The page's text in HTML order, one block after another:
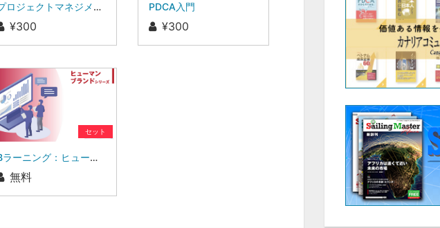
プロジェクトマネジメント入門
¥300
PDCA入門
¥300
セット
Bラーニング：ヒューマンブランドシリーズ
無料